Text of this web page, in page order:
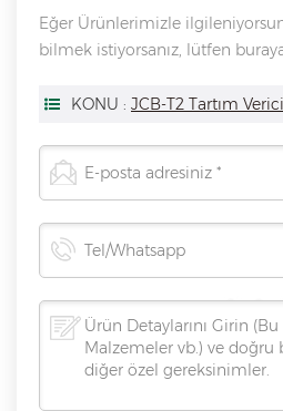
Eğer Ürünlerimizle
bilmek istiyorsanız, lütfen
KONU : JCB-T2 Tartım